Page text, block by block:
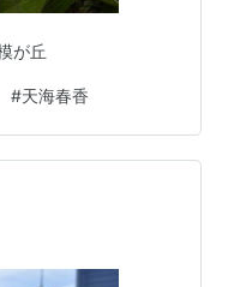
が丘
#天海春香